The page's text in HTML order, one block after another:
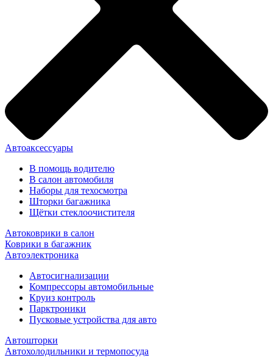
Автоаксессуары
В помощь водителю
В салон автомобиля
Наборы для техосмотра
Шторки багажника
Щётки стеклоочистителя
Автоковрики в салон
Коврики в багажник
Автоэлектроника
Автосигнализации
Компрессоры автомобильные
Круиз контроль
Парктроники
Пусковые устройства для авто
Автошторки
Автохолодильники и термопосуда